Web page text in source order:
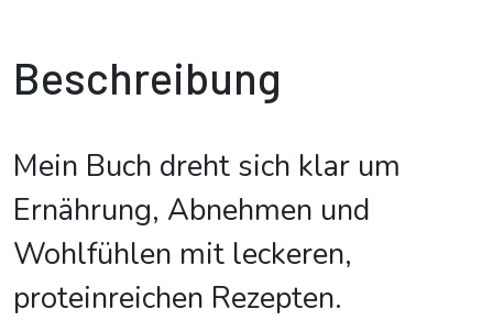
Beschreibung
Mein Buch dreht sich klar um
Ernährung, Abnehmen und
Wohlfühlen mit leckeren,
proteinreichen Rezepten.